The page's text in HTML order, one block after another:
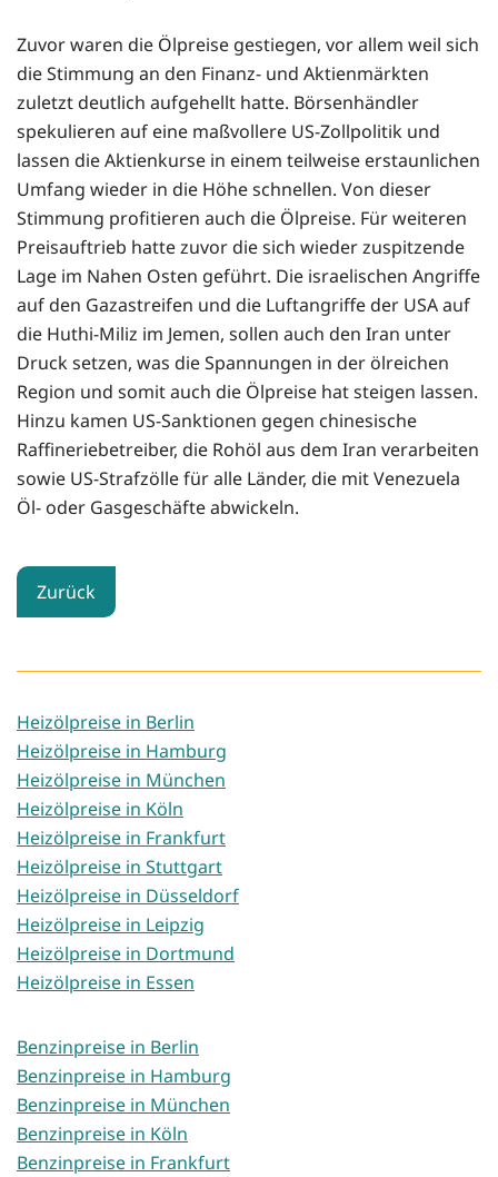
Zuvor waren die Ölpreise gestiegen, vor allem weil sich
die Stimmung an den Finanz- und Aktienmärkten
zuletzt deutlich aufgehellt hatte. Börsenhändler
spekulieren auf eine maßvollere US-Zollpolitik und
lassen die Aktienkurse in einem teilweise erstaunlichen
Umfang wieder in die Höhe schnellen. Von dieser
Stimmung profitieren auch die Ölpreise. Für weiteren
Preisauftrieb hatte zuvor die sich wieder zuspitzende
Lage im Nahen Osten geführt. Die israelischen Angriffe
auf den Gazastreifen und die Luftangriffe der USA auf
die Huthi-Miliz im Jemen, sollen auch den Iran unter
Druck setzen, was die Spannungen in der ölreichen
Region und somit auch die Ölpreise hat steigen lassen.
Hinzu kamen US-Sanktionen gegen chinesische
Raffineriebetreiber, die Rohöl aus dem Iran verarbeiten
sowie US-Strafzölle für alle Länder, die mit Venezuela
Öl- oder Gasgeschäfte abwickeln.
Zurück
Heizölpreise in Berlin
Heizölpreise in Hamburg
Heizölpreise in München
Heizölpreise in Köln
Heizölpreise in Frankfurt
Heizölpreise in Stuttgart
Heizölpreise in Düsseldorf
Heizölpreise in Leipzig
Heizölpreise in Dortmund
Heizölpreise in Essen
Benzinpreise in Berlin
Benzinpreise in Hamburg
Benzinpreise in München
Benzinpreise in Köln
Benzinpreise in Frankfurt